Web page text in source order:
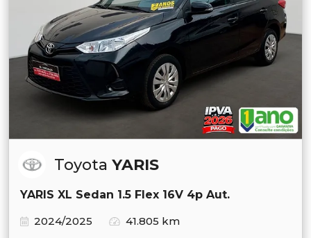
Toyota YARIS
YARIS XL Sedan 1.5 Flex 16V 4p Aut.
2024/2025
41.805 km